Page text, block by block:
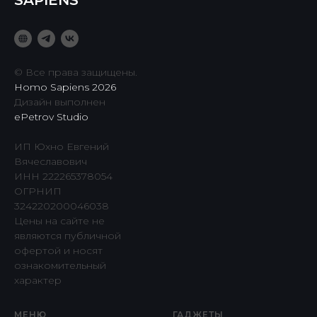
© Все права защищены.
Homo Sapiens 2026
Дизайн выполнен
ePetrov Studio
ИП Юхно Евгений
Вячеславович
ИНН 222265378054
ОГРНИП
324220200046038
Цены на сайте не
являются публичной
офертой и носят
ознакомительный
характер
МЕНЮ ГАДЖЕТЫ